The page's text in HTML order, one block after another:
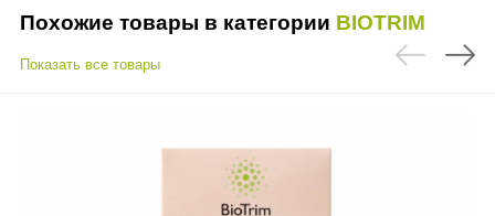
Похожие товары в категории BIOTRIM
Показать все товары